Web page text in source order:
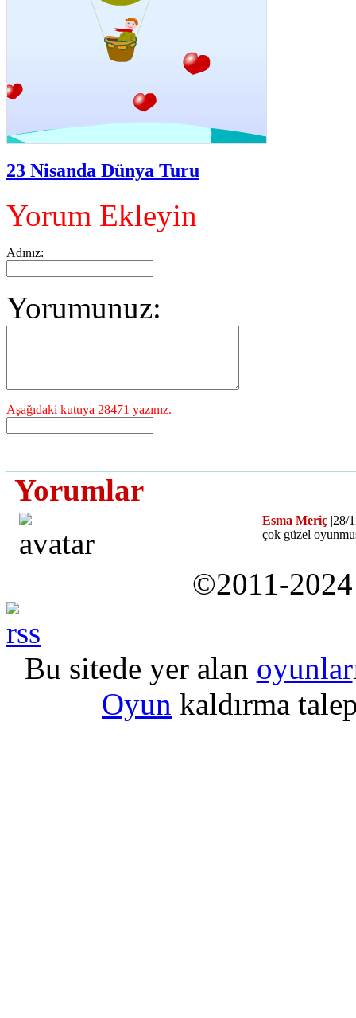
23 Nisanda Dünya Turu
Yorum Ekleyin
Adınız:
Yorumunuz:
Aşağıdaki kutuya 28471 yazınız.
Yorumlar
Esma Meriç |28/
çok güzel
©2011-
Bu sitede yer alan oyunlar
Oyun kaldırma